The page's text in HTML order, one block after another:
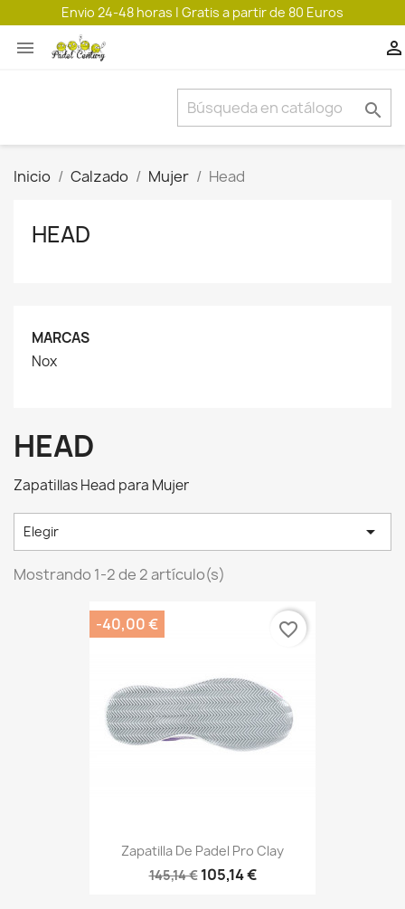
Envio 24-48 horas | Gratis a partir de 80 Euros
 

Inicio Calzado Mujer Head
HEAD
MARCAS
Nox
HEAD
Zapatillas Head para Mujer
Elegir 
Mostrando 1-2 de 2 artículo(s)
Zapatilla De Padel Pro Clay
145,14 € 105,14 €
-40,00 € favorite_border